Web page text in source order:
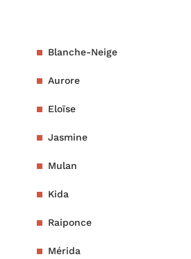
Blanche-Neige
Aurore
Eloïse
Jasmine
Mulan
Kida
Raiponce
Mérida